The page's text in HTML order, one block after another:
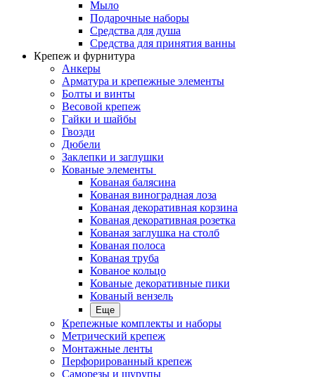
Мыло
Подарочные наборы
Средства для душа
Средства для принятия ванны
Крепеж и фурнитура
Анкеры
Арматура и крепежные элементы
Болты и винты
Весовой крепеж
Гайки и шайбы
Гвозди
Дюбели
Заклепки и заглушки
Кованые элементы
Кованая балясина
Кованая виноградная лоза
Кованая декоративная корзина
Кованая декоративная розетка
Кованая заглушка на столб
Кованая полоса
Кованая труба
Кованое кольцо
Кованые декоративные пики
Кованый вензель
Еще
Крепежные комплекты и наборы
Метрический крепеж
Монтажные ленты
Перфорированный крепеж
Саморезы и шурупы